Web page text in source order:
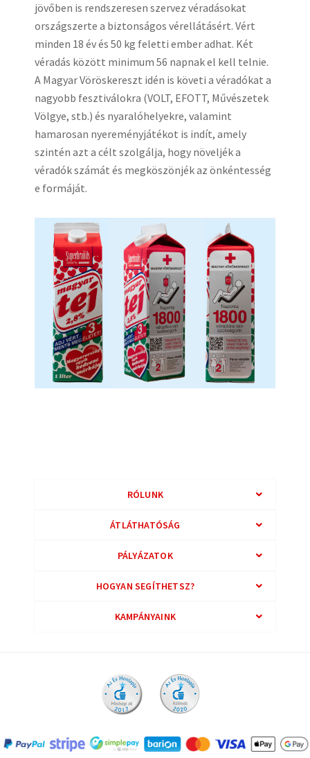
jövőben is rendszeresen szervez véradásokat
országszerte a biztonságos vérellátásért. Vért
minden 18 év és 50 kg feletti ember adhat. Két
véradás között minimum 56 napnak el kell telnie.
A Magyar Vöröskereszt idén is követi a véradókat a
nagyobb fesztiválokra (VOLT, EFOTT, Művészetek
Völgye, stb.) és nyaralóhelyekre, valamint
hamarosan nyereményjátékot is indít, amely
szintén azt a célt szolgálja, hogy növeljék a
véradók számát és megköszönjék az önkéntesség
e formáját.
RÓLUNK
ÁTLÁTHATÓSÁG
PÁLYÁZATOK
HOGYAN SEGÍTHETSZ?
KAMPÁNYAINK